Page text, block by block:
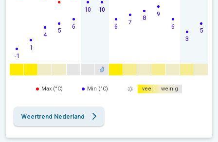
-1
1
4
5
6
10 10
6
7
8
9
6
3
5
Max (°C) Min (°C) veel weinig
Weertrend Nederland